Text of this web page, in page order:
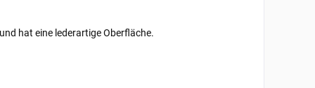
hat eine lederartige Oberfläche.